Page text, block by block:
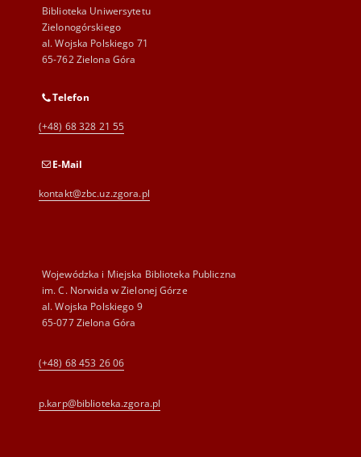
Biblioteka Uniwersytetu
Zielonogórskiego
al. Wojska Polskiego 71
65-762 Zielona Góra
Telefon
(+48) 68 328 21 55
E-Mail
kontakt@zbc.uz.zgora.pl
Wojewódzka i Miejska Biblioteka Publiczna
im. C. Norwida w Zielonej Górze
al. Wojska Polskiego 9
65-077 Zielona Góra
(+48) 68 453 26 06
p.karp@biblioteka.zgora.pl